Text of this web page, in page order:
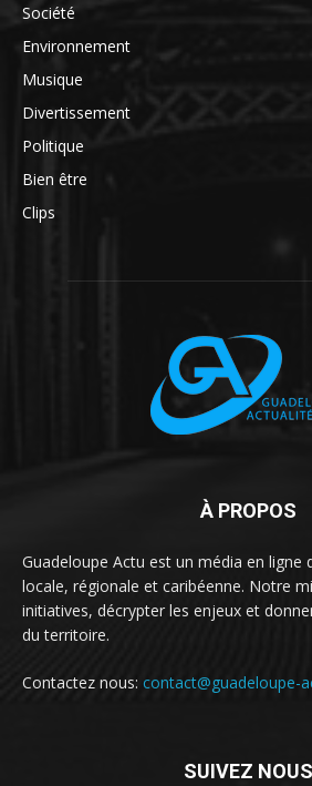
Société
Environnement
Musique
Divertissement
Politique
Bien être
Clips
À PROPOS
Guadeloupe Actu est un média en ligne
locale, régionale et caribéenne. Notre
initiatives, décrypter les enjeux et
du territoire.
Contactez nous: contact@guadeloupe-
SUIVEZ NOUS